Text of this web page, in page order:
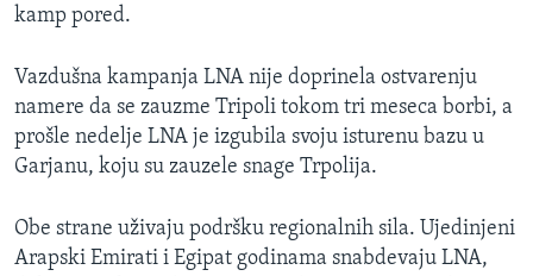
kamp pored.
Vazdušna kampanja LNA nije doprinela ostvarenju
namere da se zauzme Tripoli tokom tri meseca borbi, a
prošle nedelje LNA je izgubila svoju isturenu bazu u
Garjanu, koju su zauzele snage Trpolija.
Obe strane uživaju podršku regionalnih sila. Ujedinjeni
Arapski Emirati i Egipat godinama snabdevaju LNA,